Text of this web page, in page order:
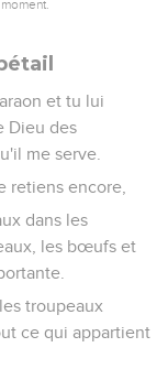
et tu lui
Dieu des
me serve.
retiens encore,
dans les
les bœufs et
troupeaux
ce qui appartient